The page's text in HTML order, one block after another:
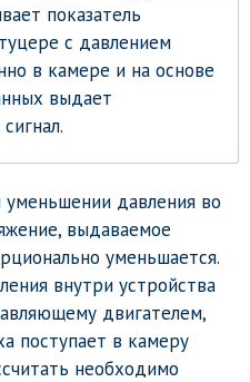
показатель
с давлением
в камере и на основе
выдает
уменьшении давления во
выдаваемое
уменьшается.
внутри устройства
двигателем,
поступает в камеру
необходимо